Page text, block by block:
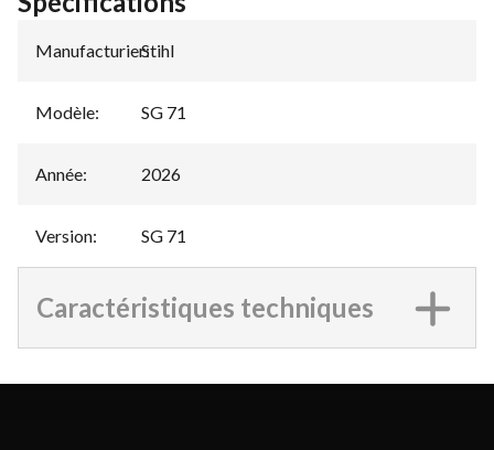
Manufacturier:
Stihl
Modèle: SG 71
Année: 2026
Version: SG 71
Caractéristiques techniques